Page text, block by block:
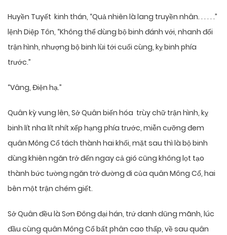
Huyền Tuyết kinh thán, “Quả nhiên là lang truyền nhân. . . . . .”
lệnh Diệp Tôn, “Không thể dùng bộ binh đánh với, nhanh đổi
trận hình, nhượng bộ binh lùi tới cuối cùng, kỵ binh phía
trước.”
“Vâng, Điện hạ.”
Quân kỳ vung lên, Sở Quân biến hóa trùy chữ trận hình, kỵ
binh lít nha lít nhít xếp hạng phía trước, miễn cưỡng đem
quân Mông Cổ tách thành hai khối, mặt sau thì là bộ binh
dùng khiên ngăn trở đến ngay cả gió cũng không lọt tạo
thành bức tường ngăn trở đường đi của quân Mông Cổ, hai
bên một trận chém giết.
Sở Quân đều là Sơn Đông đại hán, trứ danh dũng mãnh, lúc
đầu cùng quân Mông Cổ bất phân cao thấp, về sau quân